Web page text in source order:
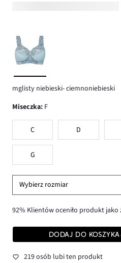
mglisty niebieski- ciemnoniebieski
Miseczka: F
C D
G
Wybierz rozmiar
92% Klientów oceniło produkt
DODAJ DO KOSZYKA
219 osób lubi ten produkt